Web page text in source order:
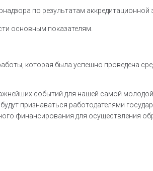
по результатам аккредитационной
основным показателям.
которая была успешно проведена
событий для нашей самой
признаваться работодателями
финансирования для осуществления